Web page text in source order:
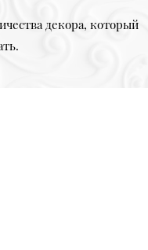
декора, который